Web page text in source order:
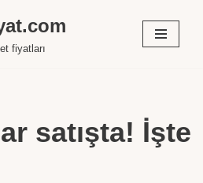
fiyatları
satışta! İşte